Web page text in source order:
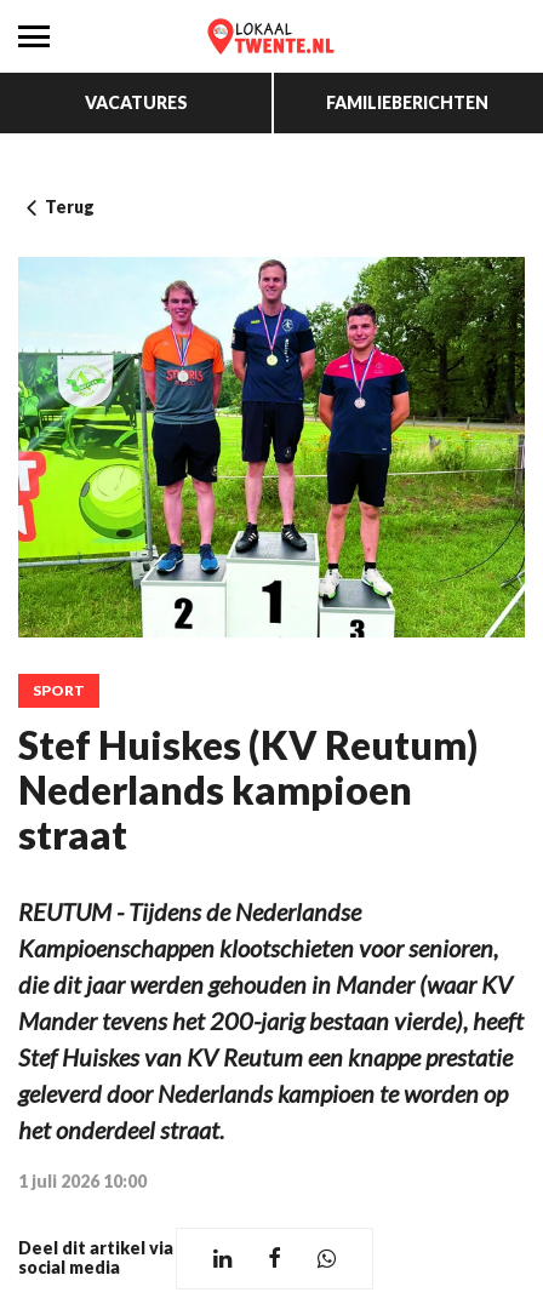
VACATURES FAMILIEBERICHTEN
Terug
SPORT
Stef Huiskes (KV Reutum)
Nederlands kampioen
straat
REUTUM - Tijdens de Nederlandse
Kampioenschappen klootschieten voor senioren,
die dit jaar werden gehouden in Mander (waar KV
Mander tevens het 200-jarig bestaan vierde), heeft
Stef Huiskes van KV Reutum een knappe prestatie
geleverd door Nederlands kampioen te worden op
het onderdeel straat.
1 juli 2026 10:00
Deel dit artikel via
social media